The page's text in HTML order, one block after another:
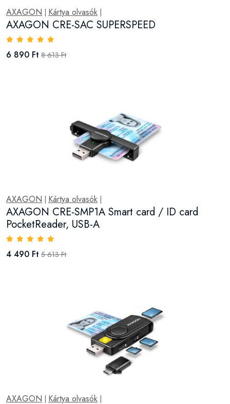
AXAGON Kártya olvasók
AXAGON CRE-SAC SUPERSPEED
6 890 Ft 8 613 Ft
AXAGON Kártya olvasók
AXAGON CRE-SMP1A Smart card / ID card
PocketReader, USB-A
4 490 Ft 5 613 Ft
AXAGON Kártya olvasók